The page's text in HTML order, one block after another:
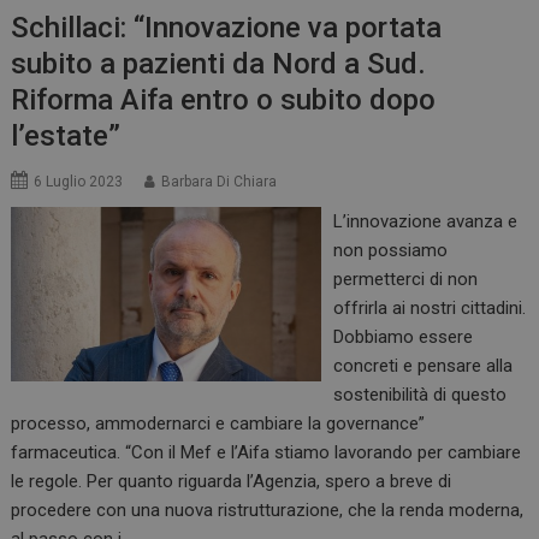
Schillaci: “Innovazione va portata
subito a pazienti da Nord a Sud.
Riforma Aifa entro o subito dopo
l’estate”
6 Luglio 2023 Barbara Di Chiara
L’innovazione avanza e
non possiamo
permetterci di non
offrirla ai nostri cittadini.
Dobbiamo essere
concreti e pensare alla
sostenibilità di questo
processo, ammodernarci e cambiare la governance”
farmaceutica. “Con il Mef e l’Aifa stiamo lavorando per cambiare
le regole. Per quanto riguarda l’Agenzia, spero a breve di
procedere con una nuova ristrutturazione, che la renda moderna,